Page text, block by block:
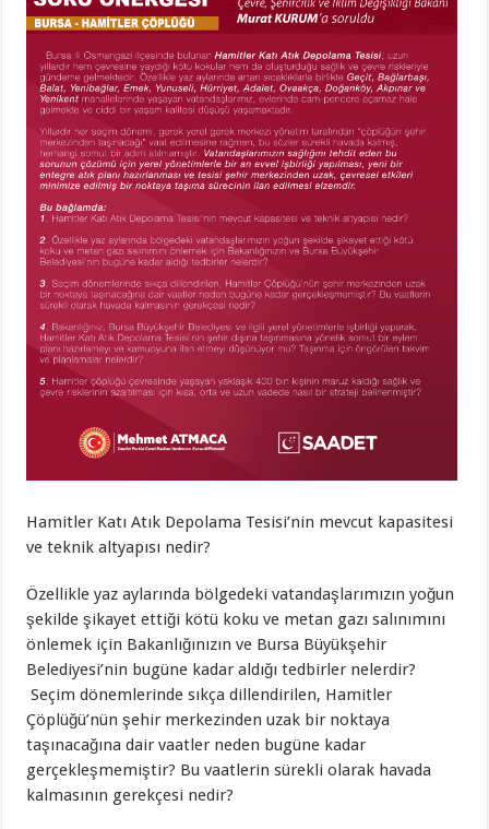
Hamitler Katı Atık Depolama Tesisi’nin mevcut kapasitesi
ve teknik altyapısı nedir?
Özellikle yaz aylarında bölgedeki vatandaşlarımızın yoğun
şekilde şikayet ettiği kötü koku ve metan gazı salınımını
önlemek için Bakanlığınızın ve Bursa Büyükşehir
Belediyesi’nin bugüne kadar aldığı tedbirler nelerdir?
Seçim dönemlerinde sıkça dillendirilen, Hamitler
Çöplüğü’nün şehir merkezinden uzak bir noktaya
taşınacağına dair vaatler neden bugüne kadar
gerçekleşmemiştir? Bu vaatlerin sürekli olarak havada
kalmasının gerekçesi nedir?